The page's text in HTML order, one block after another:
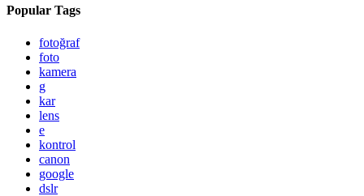
Popular Tags
fotoğraf
foto
kamera
g
kar
lens
e
kontrol
canon
google
dslr